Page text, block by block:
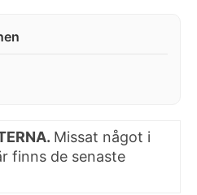
Missat något i
finns de senaste